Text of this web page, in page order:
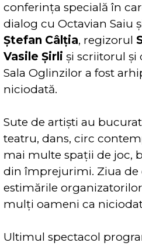
conferinţa specială în
dialog cu Octavian Saiu
Ştefan Câlţia, regizorul
Vasile Şirli şi scriitorul
Sala Oglinzilor a fost
niciodată.
Sute de artiști au
teatru, dans, circ
mai multe spații de joc,
din împrejurimi. Ziua de
estimările
mulţi oameni ca
Ultimul spectacol